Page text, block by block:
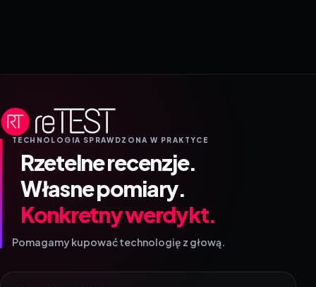
TECHNOLOGIA SPRAWDZONA W PRAKTYCE
Rzetelne recenzje.
Własne pomiary.
Konkretny werdykt.
Pomagamy kupować technologię z głową.